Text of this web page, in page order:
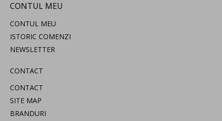
CONTUL MEU
CONTUL MEU
ISTORIC COMENZI
NEWSLETTER
CONTACT
CONTACT
SITE MAP
BRANDURI